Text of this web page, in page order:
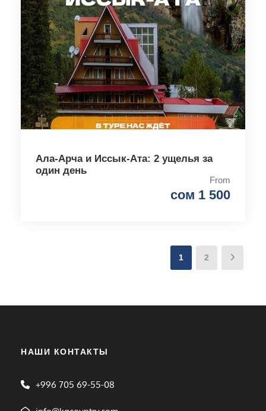
Ала-Арча и Иссык-Ата: 2 ущелья за
один день
From
сом 1 500
1 2
НАШИ КОНТАКТЫ
+996 705 69-55-08